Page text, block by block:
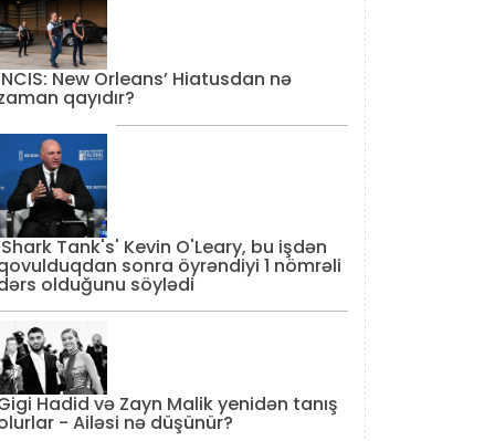
New Orleans’ Hiatusdan nə
qayıdır?
Tank's' Kevin O'Leary, bu işdən
sonra öyrəndiyi 1 nömrəli
olduğunu söylədi
Hadid və Zayn Malik yenidən tanış
- Ailəsi nə düşünür?